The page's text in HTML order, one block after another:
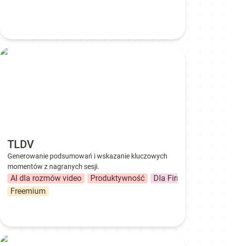
TLDV
TLDV
Generowanie podsumowań i wskazanie kluczowych
momentów z nagranych sesji.
AI dla rozmów video Produktywność
Dla Firmy
Freemium
AdCreative AI